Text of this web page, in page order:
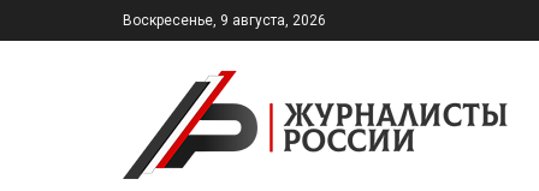
Воскресенье, 9 августа, 2026